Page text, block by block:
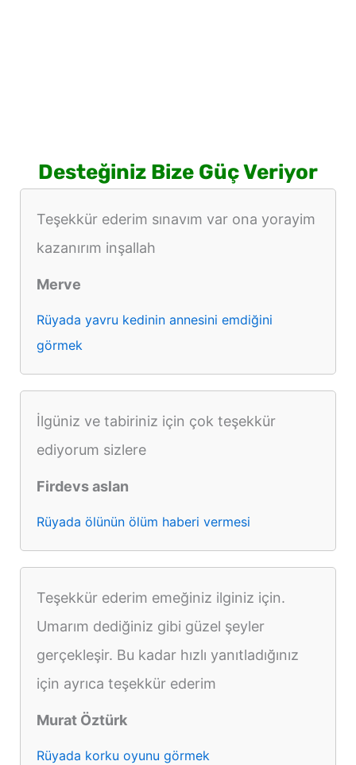
Desteğiniz Bize Güç Veriyor
Teşekkür ederim sınavım var ona yorayim
kazanırım inşallah
Merve
Rüyada yavru kedinin annesini emdiğini
görmek
İlgüniz ve tabiriniz için çok teşekkür
ediyorum sizlere
Firdevs aslan
Rüyada ölünün ölüm haberi vermesi
Teşekkür ederim emeğiniz ilginiz için.
Umarım dediğiniz gibi güzel şeyler
gerçekleşir. Bu kadar hızlı yanıtladığınız
için ayrıca teşekkür ederim
Murat Öztürk
Rüyada korku oyunu görmek